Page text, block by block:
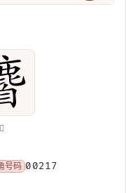
𪊰
号码 00217